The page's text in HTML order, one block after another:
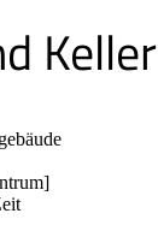
Keller